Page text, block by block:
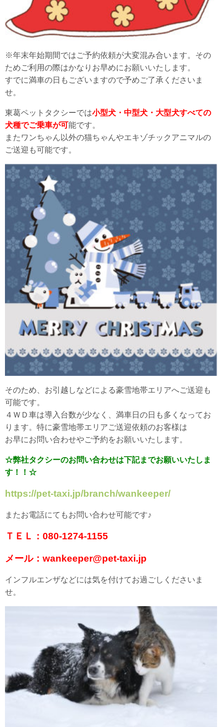
※年末年始期間ではご予約依頼が大変混み合います。その
ためご利用の際はかなりお早めにお願いいたします。
すでに満車の日もございますので予めご了承くださいま
せ。
東葛ペットタクシーでは小型犬・中型犬・大型犬すべての
犬種でご乗車が可能です。
またワンちゃん以外の猫ちゃんやエキゾチックアニマルの
ご送迎も可能です。
そのため、お引越しなどによる豪雪地帯エリアへご送迎も
可能です。
４ＷＤ車は導入台数が少なく、満車日の日も多くなってお
ります。特に豪雪地帯エリアご送迎依頼のお客様は
お早にお問い合わせやご予約をお願いいたします。
☆弊社タクシーのお問い合わせは下記までお願いいたしま
す！！☆
https://pet-taxi.jp/branch/wankeeper/
またお電話にてもお問い合わせ可能です♪
ＴＥＬ：080-1274-1155
メール：wankeeper@pet-taxi.jp
インフルエンザなどには気を付けてお過ごしくださいま
せ。